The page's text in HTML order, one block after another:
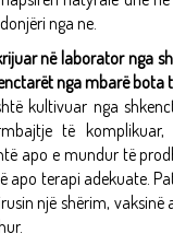
nga ne.
në laborator nga
nga mbarë bota
kultivuar nga
të
apo e mundur të
apo terapi adekuate.
një shërim,